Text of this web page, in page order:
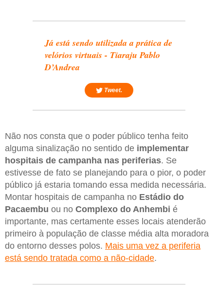
Já está sendo utilizada a prática de
velórios virtuais - Tiaraju Pablo
D’Andrea
Tweet.
Não nos consta que o poder público tenha feito
alguma sinalização no sentido de implementar
hospitais de campanha nas periferias. Se
estivesse de fato se planejando para o pior, o poder
público já estaria tomando essa medida necessária.
Montar hospitais de campanha no Estádio do
Pacaembu ou no Complexo do Anhembi é
importante, mas certamente esses locais atenderão
primeiro à população de classe média alta moradora
do entorno desses polos. Mais uma vez a periferia
está sendo tratada como a não-cidade.